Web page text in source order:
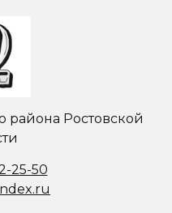
района Ростовской
25-50